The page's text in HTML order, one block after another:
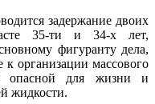
задержание двоих
35-ти и 34-х лет,
фигуранту дела,
к организации массового
опасной для жизни и
жидкости.